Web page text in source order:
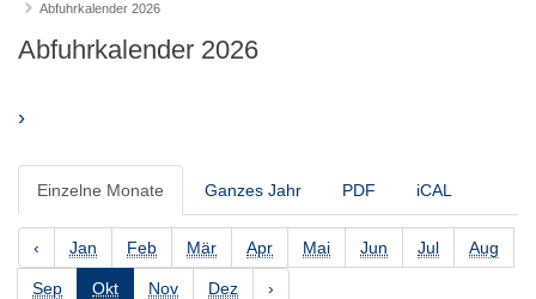
Abfuhrkalender 2026
Abfuhrkalender 2026
›
Einzelne Monate Ganzes Jahr PDF iCAL
‹ Jan Feb Mär Apr Mai Jun Jul Aug
Sep Okt Nov Dez ›